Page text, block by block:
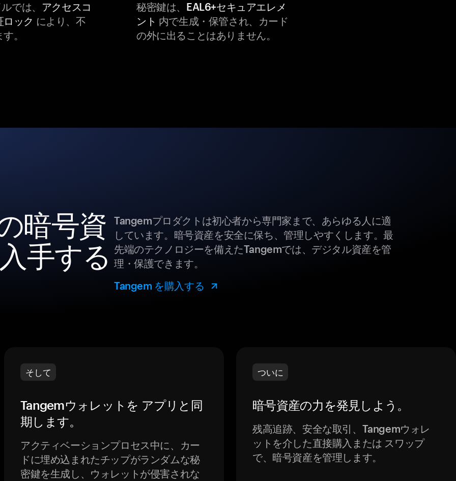
では、 アクセスコ
ロック により、不
。
秘密鍵は、 EAL6+セキュアエレメ
ント 内で生成・保管され、カード
の外に出ることはありません。
暗号資
手する
Tangemプロダクトは初心者から専門家まで、あらゆる人に適
しています。暗号資産を安全に保ち、管理しやすくします。最
先端のテクノロジーを備えたTangemでは、デジタル資産を管
理・保護できます。
Tangem を購入する
そして
Tangemウォレットを アプリと同
期します。
アクティベーションプロセス中に、カー
ドに埋め込まれたチップがランダムな秘
密鍵を生成し、ウォレットが侵害されな
ついに
暗号資産の力を発見しよう。
残高追跡、安全な取引、Tangemウォレ
ットを介した直接購入または スワップ
で、暗号資産を管理します。